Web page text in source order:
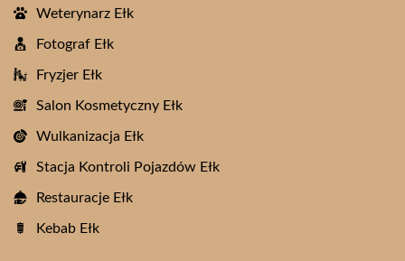
Weterynarz Ełk
Fotograf Ełk
Fryzjer Ełk
Salon Kosmetyczny Ełk
Wulkanizacja Ełk
Stacja Kontroli Pojazdów Ełk
Restauracje Ełk
Kebab Ełk